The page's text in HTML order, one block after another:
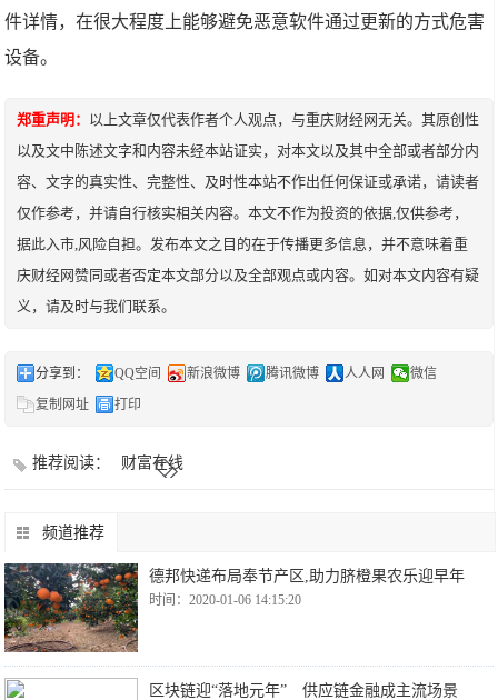
件详情，在很大程度上能够避免恶意软件通过更新的方式危害
设备。
郑重声明： 以上文章仅代表作者个人观点，与重庆财经网无关。其原创性
以及文中陈述文字和内容未经本站证实，对本文以及其中全部或者部分内
容、文字的真实性、完整性、及时性本站不作出任何保证或承诺，请读者
仅作参考，并请自行核实相关内容。本文不作为投资的依据,仅供参考，
据此入市,风险自担。发布本文之目的在于传播更多信息，并不意味着重
庆财经网赞同或者否定本文部分以及全部观点或内容。如对本文内容有疑
义，请及时与我们联系。
分享到： QQ空间 新浪微博 腾讯微博 人人网
微信
复制网址
打印
推荐阅读： 财富在线
频道推荐
德邦快递布局奉节产区,助力脐橙果农乐迎早年
时间：2020-01-06 14:15:20
区块链迎“落地元年” 供应链金融成主流场景